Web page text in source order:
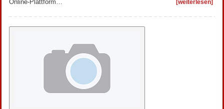
Online-Plattform…
[weiterlesen]